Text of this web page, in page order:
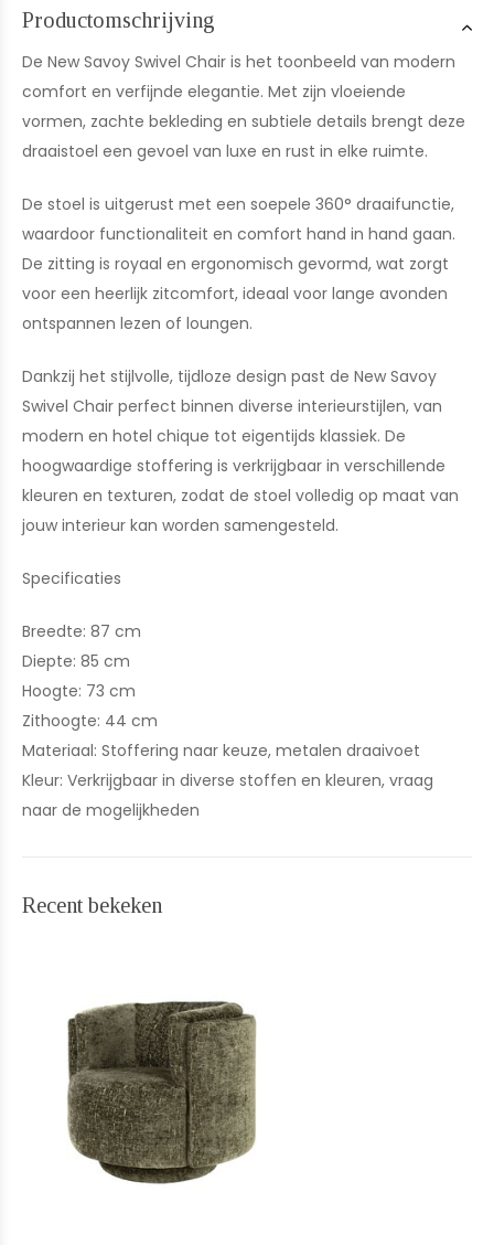
Productomschrijving
De New Savoy Swivel Chair is het toonbeeld van modern
comfort en verfijnde elegantie. Met zijn vloeiende
vormen, zachte bekleding en subtiele details brengt deze
draaistoel een gevoel van luxe en rust in elke ruimte.
De stoel is uitgerust met een soepele 360° draaifunctie,
waardoor functionaliteit en comfort hand in hand gaan.
De zitting is royaal en ergonomisch gevormd, wat zorgt
voor een heerlijk zitcomfort, ideaal voor lange avonden
ontspannen lezen of loungen.
Dankzij het stijlvolle, tijdloze design past de New Savoy
Swivel Chair perfect binnen diverse interieurstijlen, van
modern en hotel chique tot eigentijds klassiek. De
hoogwaardige stoffering is verkrijgbaar in verschillende
kleuren en texturen, zodat de stoel volledig op maat van
jouw interieur kan worden samengesteld.
Specificaties
Breedte: 87 cm
Diepte: 85 cm
Hoogte: 73 cm
Zithoogte: 44 cm
Materiaal: Stoffering naar keuze, metalen draaivoet
Kleur: Verkrijgbaar in diverse stoffen en kleuren, vraag
naar de mogelijkheden
Recent bekeken